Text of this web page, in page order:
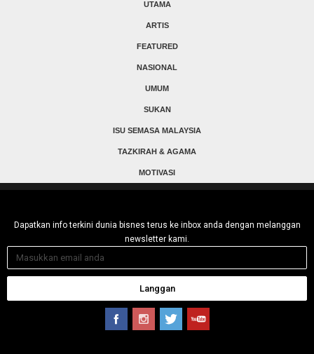
UTAMA
ARTIS
FEATURED
NASIONAL
UMUM
SUKAN
ISU SEMASA MALAYSIA
TAZKIRAH & AGAMA
MOTIVASI
Dapatkan info terkini dunia bisnes terus ke inbox anda dengan melanggan
newsletter kami.
Langgan